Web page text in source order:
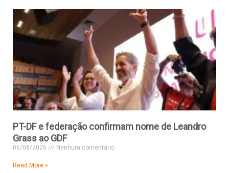
PT-DF e federação confirmam nome de Leandro
Grass ao GDF
06/08/2026 Nenhum comentário
Read More »